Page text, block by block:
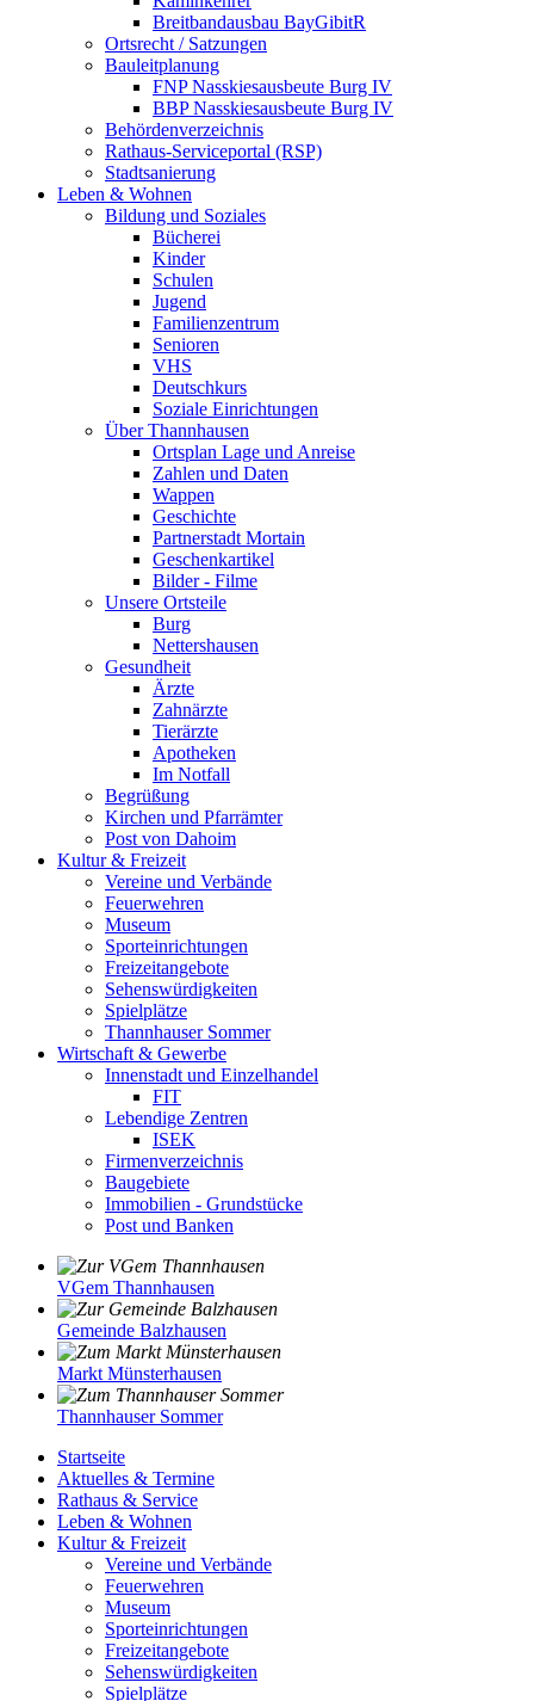
Breitbandausbau BayGibitR
Ortsrecht / Satzungen
Bauleitplanung
FNP Nasskiesausbeute Burg IV
BBP Nasskiesausbeute Burg IV
Behördenverzeichnis
Rathaus-Serviceportal (RSP)
Stadtsanierung
Leben & Wohnen
Bildung und Soziales
Bücherei
Kinder
Schulen
Jugend
Familienzentrum
Senioren
VHS
Deutschkurs
Soziale Einrichtungen
Über Thannhausen
Ortsplan Lage und Anreise
Zahlen und Daten
Wappen
Geschichte
Partnerstadt Mortain
Geschenkartikel
Bilder - Filme
Unsere Ortsteile
Burg
Nettershausen
Gesundheit
Ärzte
Zahnärzte
Tierärzte
Apotheken
Im Notfall
Begrüßung
Kirchen und Pfarrämter
Post von Dahoim
Kultur & Freizeit
Vereine und Verbände
Feuerwehren
Museum
Sporteinrichtungen
Freizeitangebote
Sehenswürdigkeiten
Spielplätze
Thannhauser Sommer
Wirtschaft & Gewerbe
Innenstadt und Einzelhandel
FIT
Lebendige Zentren
ISEK
Firmenverzeichnis
Baugebiete
Immobilien - Grundstücke
Post und Banken
VGem Thannhausen
Gemeinde Balzhausen
Markt Münsterhausen
Thannhauser Sommer
Startseite
Aktuelles & Termine
Rathaus & Service
Leben & Wohnen
Kultur & Freizeit
Vereine und Verbände
Feuerwehren
Museum
Sporteinrichtungen
Freizeitangebote
Sehenswürdigkeiten
Spielplätze